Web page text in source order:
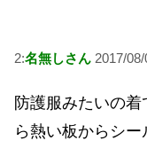
2:名無しさん 2017/
防護服みたいの
ら熱い板からシ